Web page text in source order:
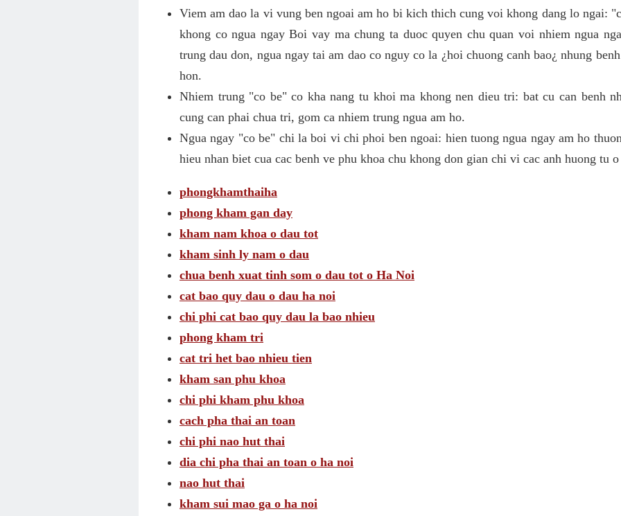
Viem am dao la vi vung ben ngoai am ho bi kich thich cung voi khong dang lo ngai:
khong co ngua ngay Boi vay ma chung ta duoc quyen chu quan voi nhiem ngua
trung dau don, ngua ngay tai am dao co nguy co la ¿hoi chuong canh bao¿ nhung
hon.
Nhiem trung "co be" co kha nang tu khoi ma khong nen dieu tri: bat cu can benh
cung can phai chua tri, gom ca nhiem trung ngua am ho.
Ngua ngay "co be" chi la boi vi chi phoi ben ngoai: hien tuong ngua ngay am ho
hieu nhan biet cua cac benh ve phu khoa chu khong don gian chi vi cac anh huong tu
phongkhamthaiha
phong kham gan day
kham nam khoa o dau tot
kham sinh ly nam o dau
chua benh xuat tinh som o dau tot o Ha Noi
cat bao quy dau o dau ha noi
chi phi cat bao quy dau la bao nhieu
phong kham tri
cat tri het bao nhieu tien
kham san phu khoa
chi phi kham phu khoa
cach pha thai an toan
chi phi nao hut thai
dia chi pha thai an toan o ha noi
nao hut thai
kham sui mao ga o ha noi